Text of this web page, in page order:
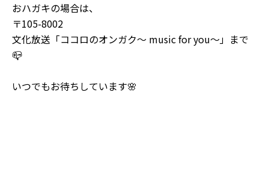
おハガキの場合は、
〒105-8002
文化放送「ココロのオンガク～ music for you～」まで
📪
いつでもお待ちしています🌸